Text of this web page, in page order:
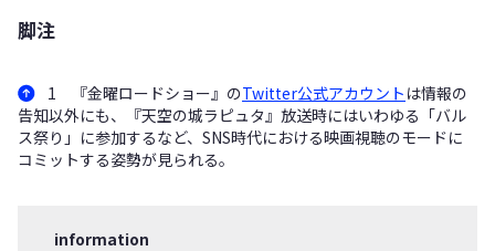
脚注
1 『金曜ロードショー』のTwitter公式アカウント は情報の
告知以外にも、『天空の城ラピュタ』放送時にはいわゆる「バル
ス祭り」に参加するなど、SNS時代における映画視聴のモードに
コミットする姿勢が見られる。
information